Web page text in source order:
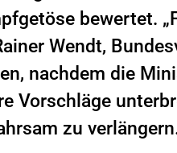
bewertet.
Wendt,
nachdem die
Vorschläge
zu